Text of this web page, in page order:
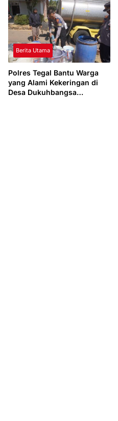
Berita Utama
Polres Tegal Bantu Warga
yang Alami Kekeringan di
Desa Dukuhbangsa